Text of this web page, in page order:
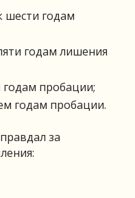
годам
годам лишения
пробации;
годам пробации.
за